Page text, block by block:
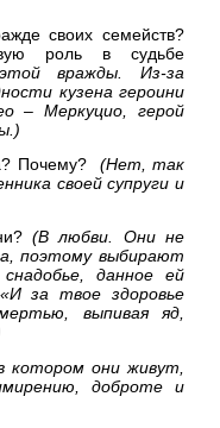
своих семейств?
роль в судьбе
вражды. Из-за
кузена героини
– Меркуцио, герой
Почему? (Нет, так
своейсупруги и
(В любви. Они не
поэтому выбирают
снадобье, данное ей
«И затвое здоровье
выпивая яд,
котором они живут,
доброте и